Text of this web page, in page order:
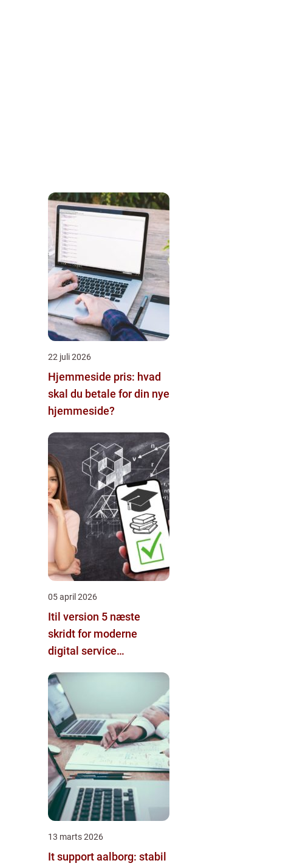
22 juli 2026
Hjemmeside pris: hvad
skal du betale for din nye
hjemmeside?
05 april 2026
Itil version 5 næste
skridt for moderne
digital service
13 marts 2026
It support aalborg: stabil